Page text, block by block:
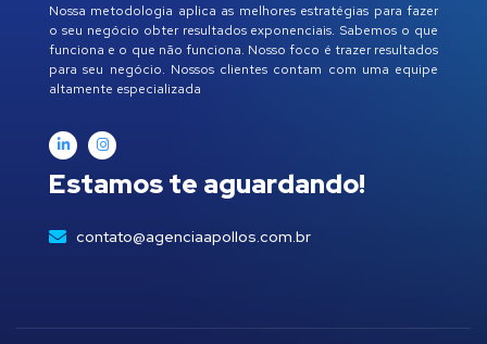
Nossa metodologia aplica as melhores estratégias para fazer
o seu negócio obter resultados exponenciais. Sabemos o que
funciona e o que não funciona. Nosso foco é trazer resultados
para seu negócio. Nossos clientes contam com uma equipe
altamente especializada
Estamos te aguardando!
contato@agenciaapollos.com.br